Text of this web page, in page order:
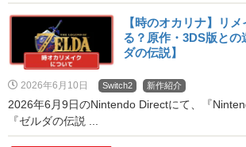
【時のオカリナ】リ
る？原作・3DS版との
ダの伝説】
2026年6月10日 Switch2 新作紹介
2026年6月9日のNintendo Directにて、『
『ゼルダの伝説 ...